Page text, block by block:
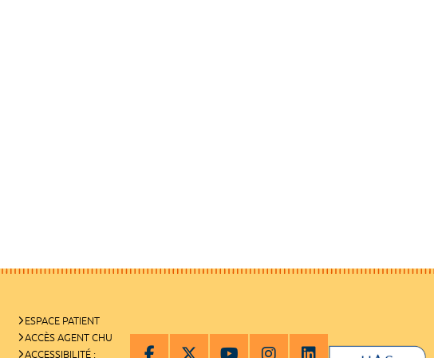
ESPACE PATIENT
ACCÈS AGENT CHU
ACCESSIBILITÉ :